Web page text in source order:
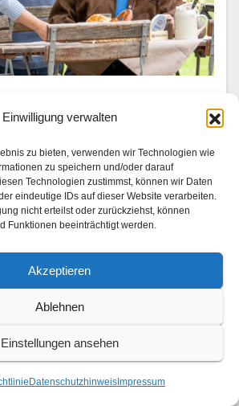
Einwilligung verwalten
zu bieten, verwenden wir Technologien wie
zu speichern und/oder darauf
Technologien zustimmst, können wir Daten
eindeutige IDs auf dieser Website verarbeiten.
nicht erteilst oder zurückziehst, können
Funktionen beeinträchtigt werden.
Akzeptieren
Ablehnen
Einstellungen ansehen
Datenschutzhinweis Impressum
wird Hotelkritikerin
— Team Sonnenhof” | SAT.1 am
Im Son­nen­hof checkt ein ganz
Mariel­la Ahrens (“GZSZ”, “Der